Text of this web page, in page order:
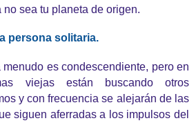
sea tu planeta de origen.
persona solitaria.
es condescendiente, pero en
viejas están buscando otros
y con frecuencia se alejarán de las
siguen aferradas a los impulsos del